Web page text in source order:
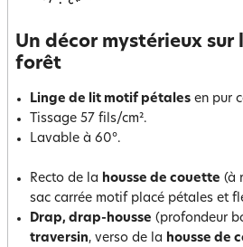
Un décor mystérieux sur
forêt
Linge de lit motif pétales en pur
Tissage 57 fils/cm².
Lavable à 60°.
Recto de la housse de couette (à
sac carrée motif placé pétales et
Drap, drap-housse (profondeur
traversin, verso de la housse de